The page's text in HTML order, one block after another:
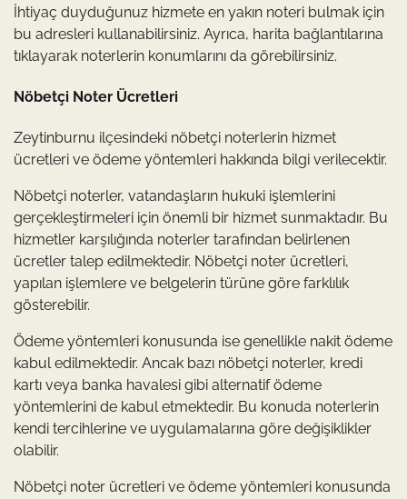
İhtiyaç duyduğunuz hizmete en yakın noteri bulmak için
bu adresleri kullanabilirsiniz. Ayrıca, harita bağlantılarına
tıklayarak noterlerin konumlarını da görebilirsiniz.
Nöbetçi Noter Ücretleri
Zeytinburnu ilçesindeki nöbetçi noterlerin hizmet
ücretleri ve ödeme yöntemleri hakkında bilgi verilecektir.
Nöbetçi noterler, vatandaşların hukuki işlemlerini
gerçekleştirmeleri için önemli bir hizmet sunmaktadır. Bu
hizmetler karşılığında noterler tarafından belirlenen
ücretler talep edilmektedir. Nöbetçi noter ücretleri,
yapılan işlemlere ve belgelerin türüne göre farklılık
gösterebilir.
Ödeme yöntemleri konusunda ise genellikle nakit ödeme
kabul edilmektedir. Ancak bazı nöbetçi noterler, kredi
kartı veya banka havalesi gibi alternatif ödeme
yöntemlerini de kabul etmektedir. Bu konuda noterlerin
kendi tercihlerine ve uygulamalarına göre değişiklikler
olabilir.
Nöbetçi noter ücretleri ve ödeme yöntemleri konusunda